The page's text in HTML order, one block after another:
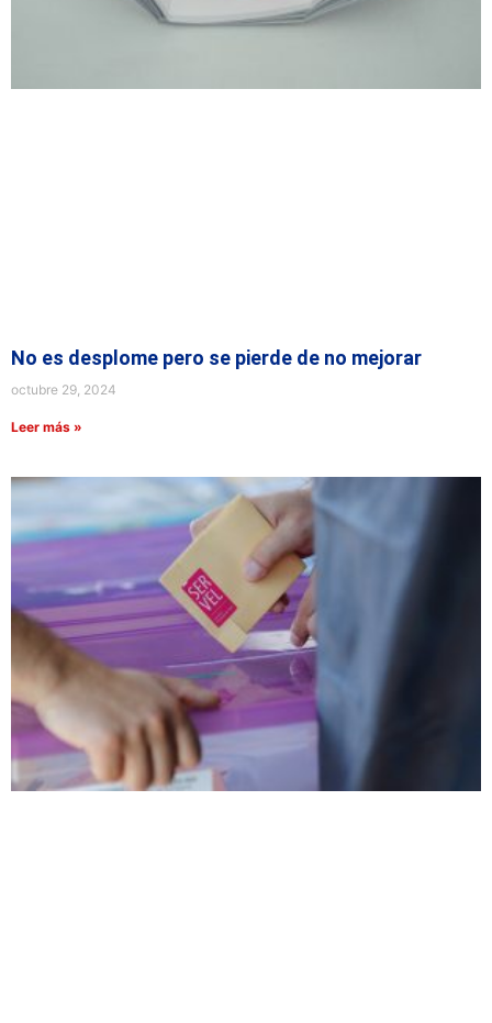
No es desplome pero se pierde de no mejorar
octubre 29, 2024
Leer más »